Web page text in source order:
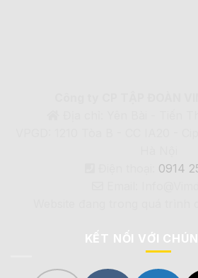
0914
KẾT NỐI VỚI